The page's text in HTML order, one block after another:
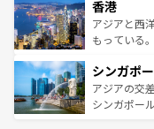
とつ。フォ
ひ現地で味
が旅行者を
参照してほし
の活気が交
帯で自然と
いビーチで
激する。気
が待ってい
た文化、そ
香港
アジアと西
もっている
み、どこを
ており、効
うな絶景か
シンガポ
アジアの交
シンガポー